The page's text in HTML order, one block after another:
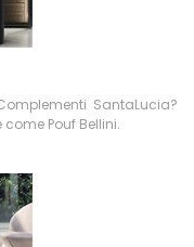
SantaLucia?
Pouf Bellini.